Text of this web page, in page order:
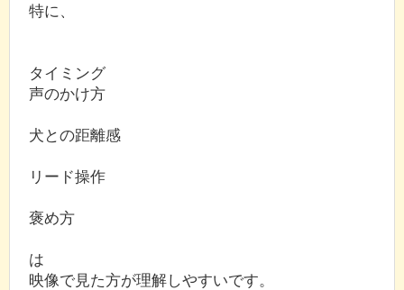
特に、
タイミング
声のかけ方
犬との距離感
リード操作
褒め方
は
映像で見た方が理解しやすいです。